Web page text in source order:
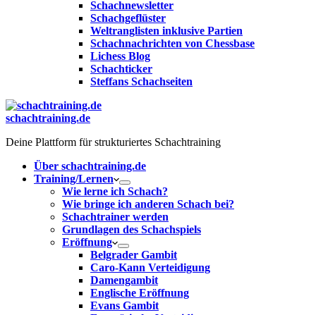
Schachnewsletter
Schachgeflüster
Weltranglisten inklusive Partien
Schachnachrichten von Chessbase
Lichess Blog
Schachticker
Steffans Schachseiten
schachtraining.de
Deine Plattform für strukturiertes Schachtraining
Über schachtraining.de
Training/Lernen
Wie lerne ich Schach?
Wie bringe ich anderen Schach bei?
Schachtrainer werden
Grundlagen des Schachspiels
Eröffnung
Belgrader Gambit
Caro-Kann Verteidigung
Damengambit
Englische Eröffnung
Evans Gambit